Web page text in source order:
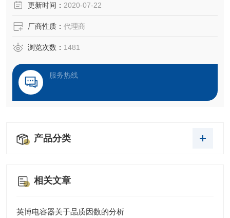
值只与测量的起始和终止位置有关，而与测量的中间过程无
更新时间： 2020-07-22
厂商性质： 代理商
浏览次数： 1481
服务热线
产品分类
相关文章
英博电容器关于品质因数的分析